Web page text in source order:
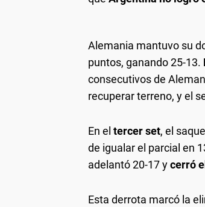
Alemania mantuvo su
puntos, ganando 25-13.
consecutivos de
recuperar terreno, y el
En el tercer set, el
de igualar el parcial en
adelantó 20-17 ycerró
Esta derrota marcó la